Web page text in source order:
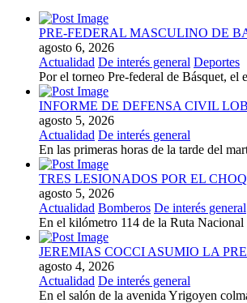
PRE-FEDERAL MASCULINO DE
agosto 6, 2026
Actualidad De interés general Deportes
Por el torneo Pre-federal de Básquet,
INFORME DE DEFENSA CIVIL
agosto 5, 2026
Actualidad De interés general
En las primeras horas de la tarde del
TRES LESIONADOS POR EL
agosto 5, 2026
Actualidad Bomberos De interés general
En el kilómetro 114 de la Ruta
JEREMIAS COCCI ASUMIO LA
agosto 4, 2026
Actualidad De interés general
En el salón de la avenida Yrigoyen